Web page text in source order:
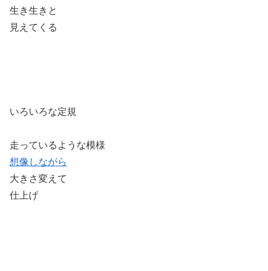
生き生きと
見えてくる
いろいろな定規
走っているような模様
想像しながら
大きさ変えて
仕上げ